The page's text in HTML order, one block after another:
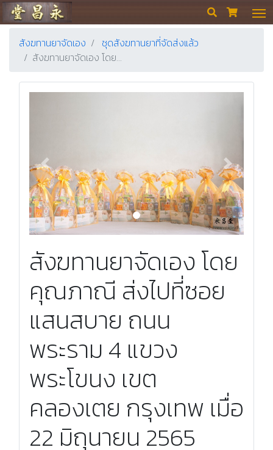
ร้านขายยา ย่งเชียงตึ๊ง  
สังฆทานยาจัดเอง
ชุดสังฆทานยาที่จัดส่งแล้ว
สังฆทานยาจัดเอง โดย…
Previous Next
สังฆทานยาจัดเอง โดย
คุณภาณี ส่งไปที่ซอย
แสนสบาย ถนน
พระราม 4 แขวง
พระโขนง เขต
คลองเตย กรุงเทพ เมื่อ
22 มิถุนายน 2565